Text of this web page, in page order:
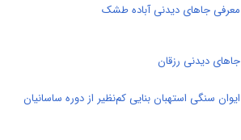
معرفی جاهای دیدنی آباده طشک
جاهای دیدنی رزقان
ایوان سنگی استهبان بنايی كم‌نظير از دوره ساسانیان